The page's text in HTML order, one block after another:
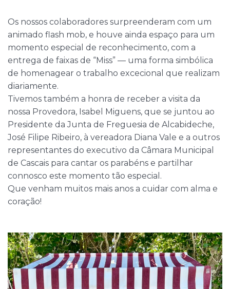
Os nossos colaboradores surpreenderam com um
animado flash mob, e houve ainda espaço para um
momento especial de reconhecimento, com a
entrega de faixas de “Miss” — uma forma simbólica
de homenagear o trabalho excecional que realizam
diariamente.
Tivemos também a honra de receber a visita da
nossa Provedora, Isabel Miguens, que se juntou ao
Presidente da Junta de Freguesia de Alcabideche,
José Filipe Ribeiro, à vereadora Diana Vale e a outros
representantes do executivo da Câmara Municipal
de Cascais para cantar os parabéns e partilhar
connosco este momento tão especial.
Que venham muitos mais anos a cuidar com alma e
coração!